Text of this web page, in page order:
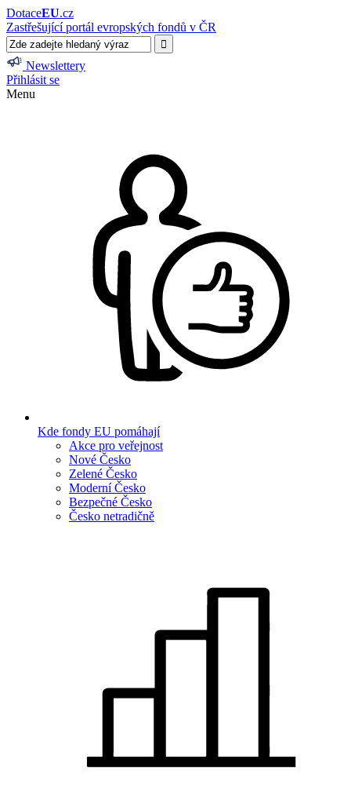
DotaceEU.cz
Zastřešující portál evropských fondů v ČR
Newslettery
Přihlásit se
Menu
Kde fondy EU pomáhají
Akce pro veřejnost
Nové Česko
Zelené Česko
Moderní Česko
Bezpečné Česko
Česko netradičně